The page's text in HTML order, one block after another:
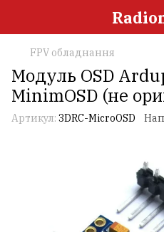
FPV обладнання
Модуль OSD
MinimOSD (не
Артикул: 3DRC-MicroOSD